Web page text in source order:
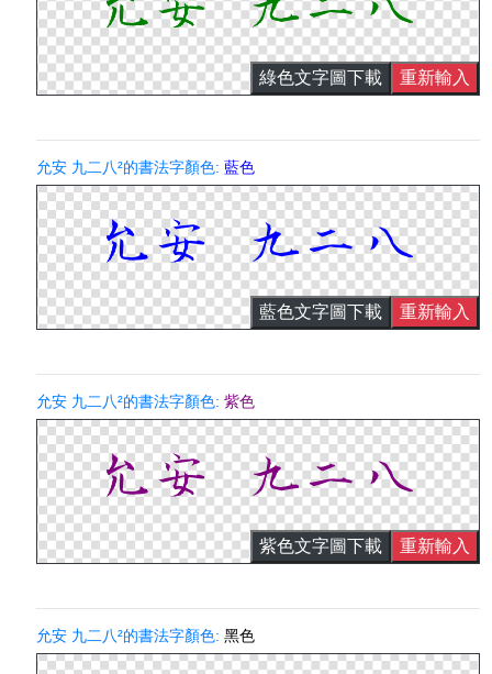
綠色文字圖下載 重新輸入
允安 九二八²的書法字顏色:藍色
藍色文字圖下載 重新輸入
允安 九二八²的書法字顏色:紫色
紫色文字圖下載 重新輸入
允安 九二八²的書法字顏色:黑色